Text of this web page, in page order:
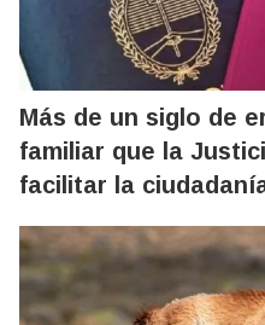
Más de un siglo de
familiar que la
facilitar la